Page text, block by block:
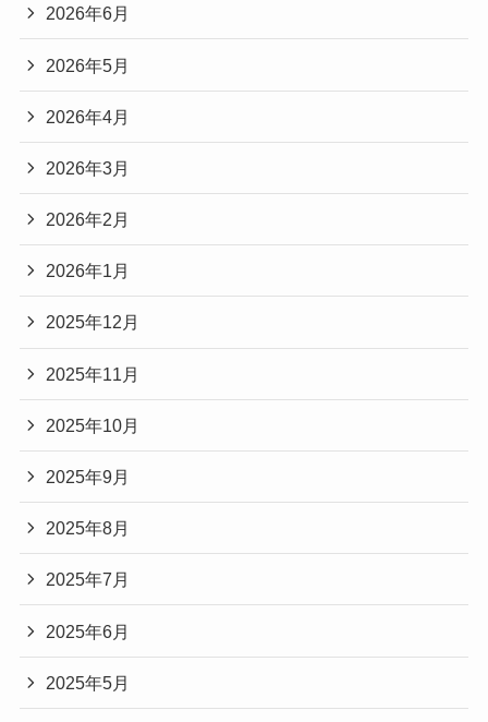
2026年6月
2026年5月
2026年4月
2026年3月
2026年2月
2026年1月
2025年12月
2025年11月
2025年10月
2025年9月
2025年8月
2025年7月
2025年6月
2025年5月